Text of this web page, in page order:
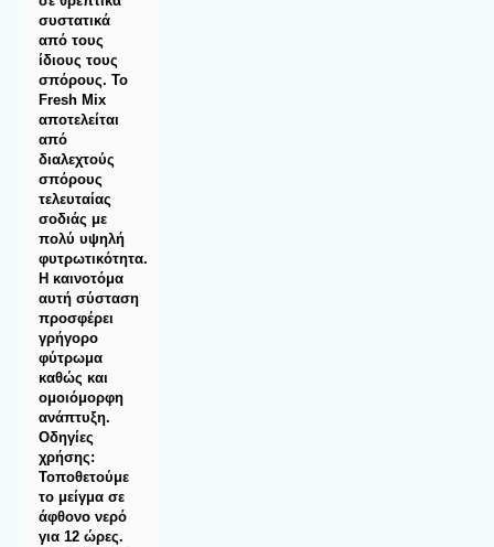
συστατικά
από τους
ίδιους τους
σπόρους. Το
Fresh Μix
αποτελείται
από
διαλεχτούς
σπόρους
τελευταίας
σοδιάς με
πολύ υψηλή
φυτρωτικότητα.
Η καινοτόμα
αυτή σύσταση
προσφέρει
γρήγορο
φύτρωμα
καθώς και
ομοιόμορφη
ανάπτυξη.
Οδηγίες
χρήσης:
Τοποθετούμε
το μείγμα σε
άφθονο νερό
για 12 ώρες.